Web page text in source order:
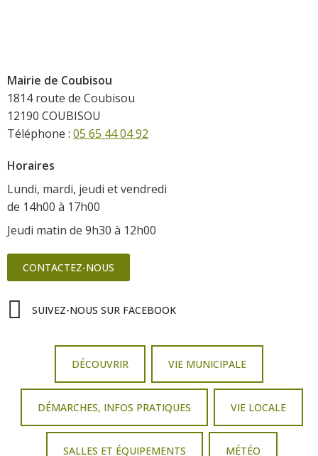
Mairie de Coubisou
1814 route de Coubisou
12190 COUBISOU
Téléphone : 05 65 44 04 92
Horaires
Lundi, mardi, jeudi et vendredi
de 14h00 à 17h00
Jeudi matin de 9h30 à 12h00
CONTACTEZ-NOUS
SUIVEZ-NOUS SUR FACEBOOK
DÉCOUVRIR VIE MUNICIPALE
DÉMARCHES, INFOS PRATIQUES VIE LOCALE
SALLES ET ÉQUIPEMENTS MÉTÉO